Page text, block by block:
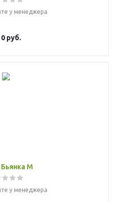
у менеджера
0 руб.
M
у менеджера